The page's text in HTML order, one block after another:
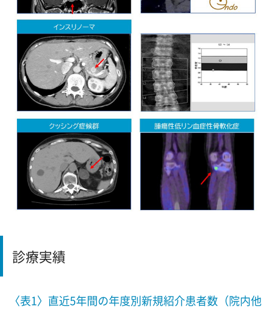
診療実績
〈表1〉直近5年間の年度別新規紹介患者数（院内他